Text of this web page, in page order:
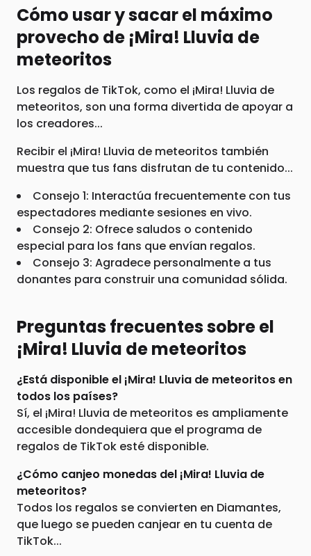
Cómo usar y sacar el máximo
provecho de ¡Mira! Lluvia de
meteoritos
Los regalos de TikTok, como el ¡Mira! Lluvia de
meteoritos, son una forma divertida de apoyar a
los creadores...
Recibir el ¡Mira! Lluvia de meteoritos también
muestra que tus fans disfrutan de tu contenido...
Consejo 1: Interactúa frecuentemente con tus
espectadores mediante sesiones en vivo.
Consejo 2: Ofrece saludos o contenido
especial para los fans que envían regalos.
Consejo 3: Agradece personalmente a tus
donantes para construir una comunidad sólida.
Preguntas frecuentes sobre el
¡Mira! Lluvia de meteoritos
¿Está disponible el ¡Mira! Lluvia de meteoritos en
todos los países?
Sí, el ¡Mira! Lluvia de meteoritos es ampliamente
accesible dondequiera que el programa de
regalos de TikTok esté disponible.
¿Cómo canjeo monedas del ¡Mira! Lluvia de
meteoritos?
Todos los regalos se convierten en Diamantes,
que luego se pueden canjear en tu cuenta de
TikTok...